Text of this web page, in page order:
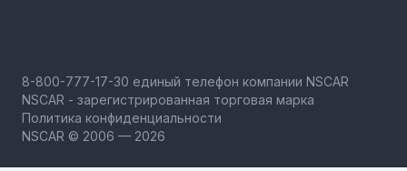
NSCAR - зарегистрированная торговая марка
Политика конфиденциальности
NSCAR © 2006 — 2026